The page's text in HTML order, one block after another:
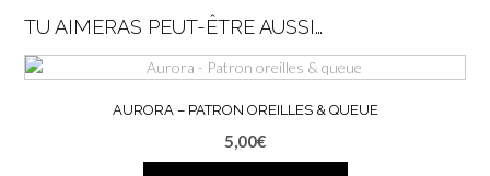
TU AIMERAS PEUT-ÊTRE AUSSI…
AURORA – PATRON OREILLES & QUEUE
5,00€